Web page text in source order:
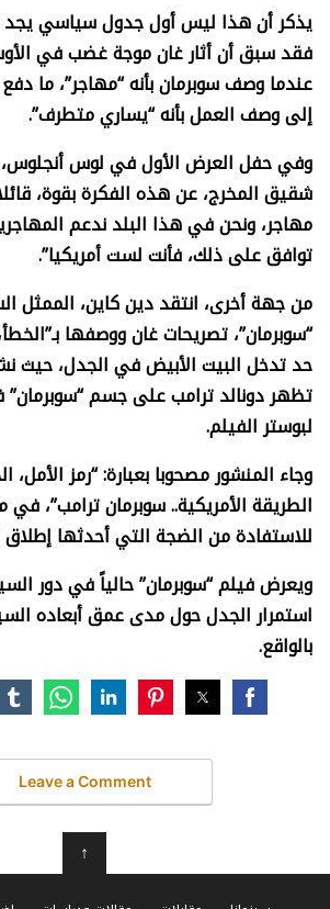
يذكر أن هذا ليس أول جدول سياسي يجد
فقد سبق أن أثار غان موجة غضب في
عندما وصف سوبرمان بأنه “مهاجر”، ما
إلى وصف العمل بأنه “يساري متطرف”.
وفي حفل العرض الأول في لوس
شقيق المخرج، عن هذه الفكرة بقوة،
مهاجر، ونحن في هذا البلد ندعم
توافق على ذلك، فأنت لست أمريكيا”.
من جهة أخرى، انتقد دين كاين، الممثل
“سوبرمان”، تصريحات غان ووصفها
حد تدخل البيت الأبيض في الجدل، حيث
تظهر دونالد ترامب على جسم
لبوستر الفيلم.
وجاء المنشور مصحوبا بعبارة: “رمز الأمل،
الطريقة الأمريكية.. سوبرمان ترامب”،
للاستفادة من الضجة التي أحدثها إطلاق
ويعرض فيلم “سوبرمان” حالياً في دور
استمرار الجدل حول مدى عمق أبعاده
بالواقع.
Leave a Comment
↑